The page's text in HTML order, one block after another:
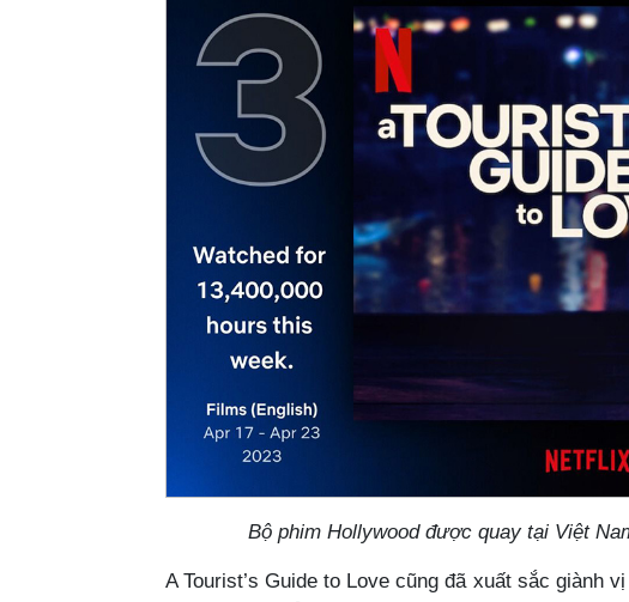
Bộ phim Hollywood được quay tại Việt
A Tourist’s Guide to Love cũng đã xuất sắc giành